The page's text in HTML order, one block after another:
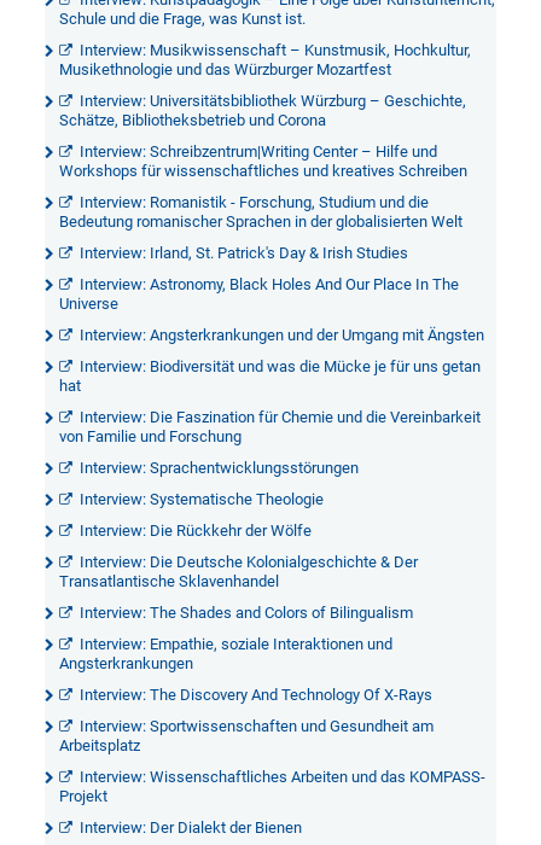
Schule und die Frage, was Kunst ist.
Interview: Musikwissenschaft – Kunstmusik, Hochkultur,
Musikethnologie und das Würzburger Mozartfest
Interview: Universitätsbibliothek Würzburg – Geschichte,
Schätze, Bibliotheksbetrieb und Corona
Interview: Schreibzentrum|Writing Center – Hilfe und
Workshops für wissenschaftliches und kreatives Schreiben
Interview: Romanistik - Forschung, Studium und die
Bedeutung romanischer Sprachen in der globalisierten Welt
Interview: Irland, St. Patrick's Day & Irish Studies
Interview: Astronomy, Black Holes And Our Place In The
Universe
Interview: Angsterkrankungen und der Umgang mit Ängsten
Interview: Biodiversität und was die Mücke je für uns getan
hat
Interview: Die Faszination für Chemie und die Vereinbarkeit
von Familie und Forschung
Interview: Sprachentwicklungsstörungen
Interview: Systematische Theologie
Interview: Die Rückkehr der Wölfe
Interview: Die Deutsche Kolonialgeschichte & Der
Transatlantische Sklavenhandel
Interview: The Shades and Colors of Bilingualism
Interview: Empathie, soziale Interaktionen und
Angsterkrankungen
Interview: The Discovery And Technology Of X-Rays
Interview: Sportwissenschaften und Gesundheit am
Arbeitsplatz
Interview: Wissenschaftliches Arbeiten und das KOMPASS-
Projekt
Interview: Der Dialekt der Bienen